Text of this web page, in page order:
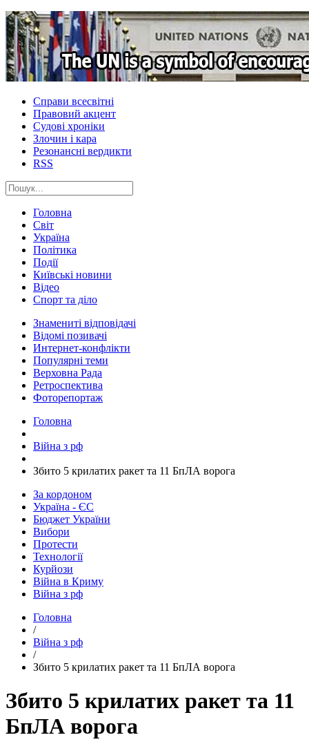
Справи всесвітні
Правовий акцент
Судові хроніки
Злочин і кара
Резонансні вердикти
RSS
Головна
Світ
Україна
Політика
Події
Київські новини
Відео
Спорт та діло
Знамениті відповідачі
Відомі позивачі
Интернет-конфлікти
Популярні теми
Верховна Рада
Ретроспектива
Фоторепортаж
Головна
Війна з рф
​Збито 5 крилатих ракет та 11 БпЛА ворога
За кордоном
Україна - ЄС
Бюджет України
Вибори
Протести
Технології
Курйози
Війна в Криму
Війна з рф
Головна
/
Війна з рф
/
​Збито 5 крилатих ракет та 11 БпЛА ворога
​Збито 5 крилатих ракет та 11
БпЛА ворога